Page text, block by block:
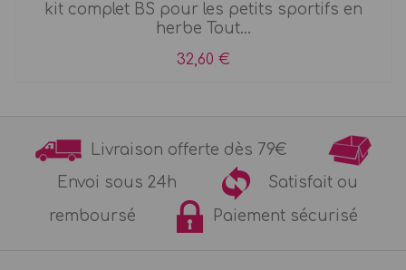
kit complet BS pour les petits sportifs en
herbe Tout...
32,60 €
Livraison offerte dès 79€
Envoi sous 24h
Satisfait ou
remboursé
Paiement sécurisé